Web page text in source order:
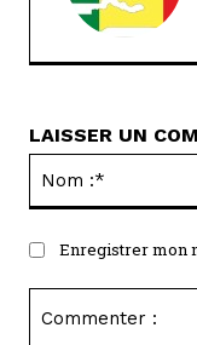
LAISSER UN
Enregistrer mon